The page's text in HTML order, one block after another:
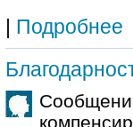
Подробнее